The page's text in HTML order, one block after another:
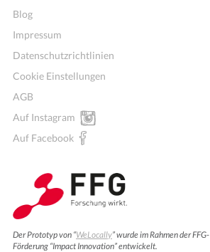
Blog
Impressum
Datenschutzrichtlinien
Cookie Einstellungen
AGB
Auf Instagram
Auf Facebook
Der Prototyp von “WeLocally” wurde im Rahmen der FFG-
Förderung “Impact Innovation” entwickelt.